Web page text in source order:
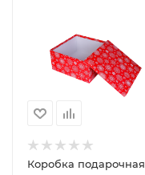
Коробка подарочная